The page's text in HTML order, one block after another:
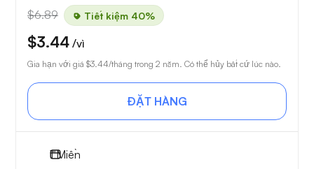
$6.89 Tiết kiệm 40%
$3.44 /vì
Gia hạn với giá $3.44/tháng trong 2 năm. Có thể hủy bất cứ lúc nào.
ĐẶT HÀNG
1Miền